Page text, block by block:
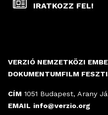
VERZIÓ NEMZETKÖZI
DOKUMENTUMFILM
CÍM 1051 Budapest, Arany
EMAIL info@verzio.org
IRATKOZZ FEL!